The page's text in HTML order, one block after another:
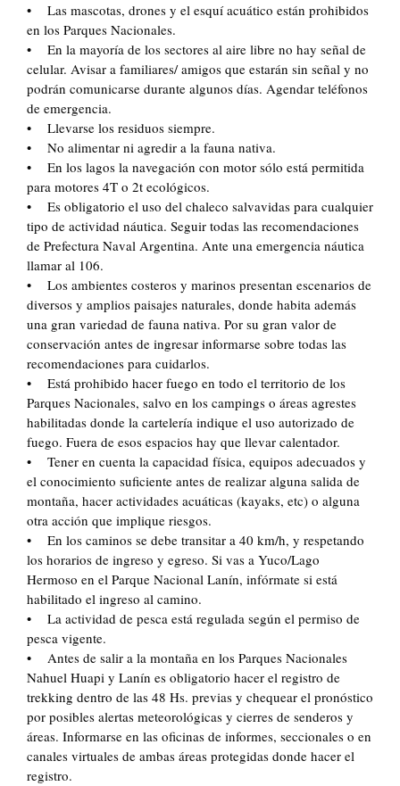
• Las mascotas, drones y el esquí acuático están prohibidos
en los Parques Nacionales.
• En la mayoría de los sectores al aire libre no hay señal de
celular. Avisar a familiares/ amigos que estarán sin señal y no
podrán comunicarse durante algunos días. Agendar teléfonos
de emergencia.
• Llevarse los residuos siempre.
• No alimentar ni agredir a la fauna nativa.
• En los lagos la navegación con motor sólo está permitida
para motores 4T o 2t ecológicos.
• Es obligatorio el uso del chaleco salvavidas para cualquier
tipo de actividad náutica. Seguir todas las recomendaciones
de Prefectura Naval Argentina. Ante una emergencia náutica
llamar al 106.
• Los ambientes costeros y marinos presentan escenarios de
diversos y amplios paisajes naturales, donde habita además
una gran variedad de fauna nativa. Por su gran valor de
conservación antes de ingresar informarse sobre todas las
recomendaciones para cuidarlos.
• Está prohibido hacer fuego en todo el territorio de los
Parques Nacionales, salvo en los campings o áreas agrestes
habilitadas donde la cartelería indique el uso autorizado de
fuego. Fuera de esos espacios hay que llevar calentador.
• Tener en cuenta la capacidad física, equipos adecuados y
el conocimiento suficiente antes de realizar alguna salida de
montaña, hacer actividades acuáticas (kayaks, etc) o alguna
otra acción que implique riesgos.
• En los caminos se debe transitar a 40 km/h, y respetando
los horarios de ingreso y egreso. Si vas a Yuco/Lago
Hermoso en el Parque Nacional Lanín, infórmate si está
habilitado el ingreso al camino.
• La actividad de pesca está regulada según el permiso de
pesca vigente.
• Antes de salir a la montaña en los Parques Nacionales
Nahuel Huapi y Lanín es obligatorio hacer el registro de
trekking dentro de las 48 Hs. previas y chequear el pronóstico
por posibles alertas meteorológicas y cierres de senderos y
áreas. Informarse en las oficinas de informes, seccionales o en
canales virtuales de ambas áreas protegidas donde hacer el
registro.